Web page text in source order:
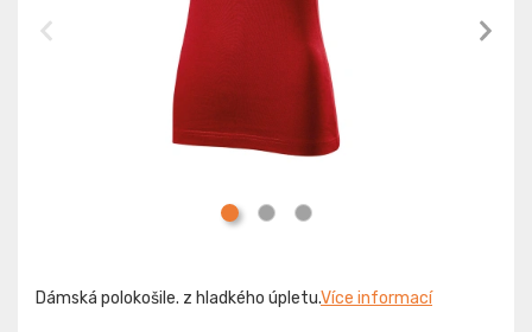
Dámská polokošile. z hladkého úpletu.Více informací